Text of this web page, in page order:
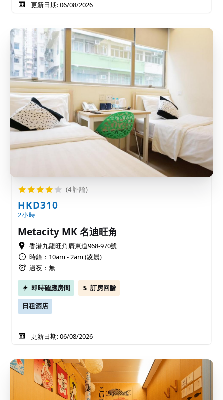
更新日期: 06/08/2026
(4 評論)
HKD310
2小時
Metacity MK 名迪旺角
香港九龍旺角廣東道968-970號
時鐘：10am - 2am (凌晨)
過夜：無
即時確應房間 訂房回贈
日租酒店
更新日期: 06/08/2026